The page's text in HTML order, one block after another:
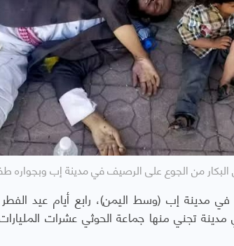
البكار من الجوع على الرصيف في مدينة إب وبجواره
إب (وسط اليمن)، رابع أيام عيد الفطر
تجني منها جماعة الحوثي عشرات المليارات